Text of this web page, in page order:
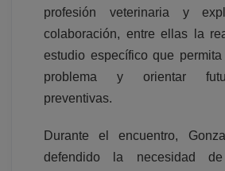
profesión veterinaria y
colaboración, entre ellas la
estudio específico que permita
problema y orientar
preventivas.
Durante el encuentro,
defendido la necesidad